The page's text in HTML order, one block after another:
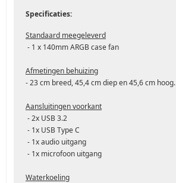
Specificaties:
Standaard meegeleverd
- 1 x 140mm ARGB case fan
Afmetingen behuizing
- 23 cm breed, 45,4 cm diep en 45,6 cm hoog.
Aansluitingen voorkant
- 2x USB 3.2
- 1x USB Type C
- 1x audio uitgang
- 1x microfoon uitgang
Waterkoeling